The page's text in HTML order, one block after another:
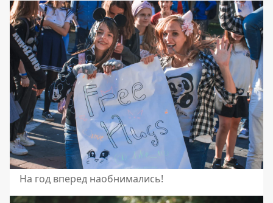
На год вперед наобнимались!